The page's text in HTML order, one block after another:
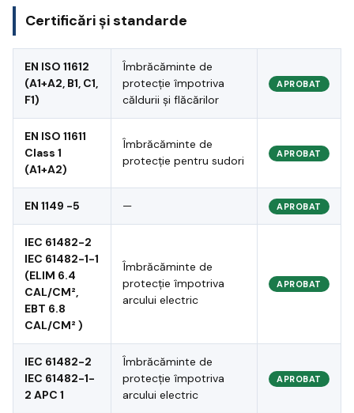
Certificări și standarde
EN ISO 11612
(A1+A2, B1, C1,
F1)
Îmbrăcăminte de
protecție împotriva
căldurii și flăcărilor
APROBAT
EN ISO 11611
Class 1
(A1+A2)
Îmbrăcăminte de
protecție pentru sudori
APROBAT
EN 1149 -5 — APROBAT
IEC 61482-2
IEC 61482-1-1
(ELIM 6.4
CAL/CM²,
EBT 6.8
CAL/CM² )
Îmbrăcăminte de
protecție împotriva
arcului electric
APROBAT
IEC 61482-2
IEC 61482-1-
2 APC 1
Îmbrăcăminte de
protecție împotriva
arcului electric
APROBAT